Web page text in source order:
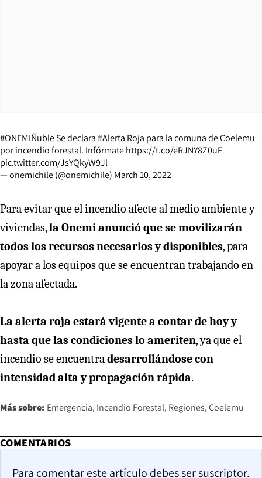
#ONEMIÑubleSe declara#Alerta Roja para la comuna de Coelemu
por incendio forestal. Infórmatehttps://t.co/eRJNY8Z0uF
pic.twitter.com/JsYQkyW9Jl
— onemichile (@onemichile) March 10, 2022
Para evitar que el incendio afecte al medio ambiente y
viviendas,la Onemi anunció que se movilizarán
todos los recursos necesarios y disponibles, para
apoyar a los equipos que se encuentran trabajando en
la zona afectada.
La alerta roja estará vigente a contar de hoy y
hasta que las condiciones lo ameriten, ya que el
incendio se encuentradesarrollándose con
intensidad alta y propagación rápida.
Más sobre: Emergencia Incendio Forestal Regiones Coelemu
COMENTARIOS
Para comentar este artículo debes ser suscriptor.